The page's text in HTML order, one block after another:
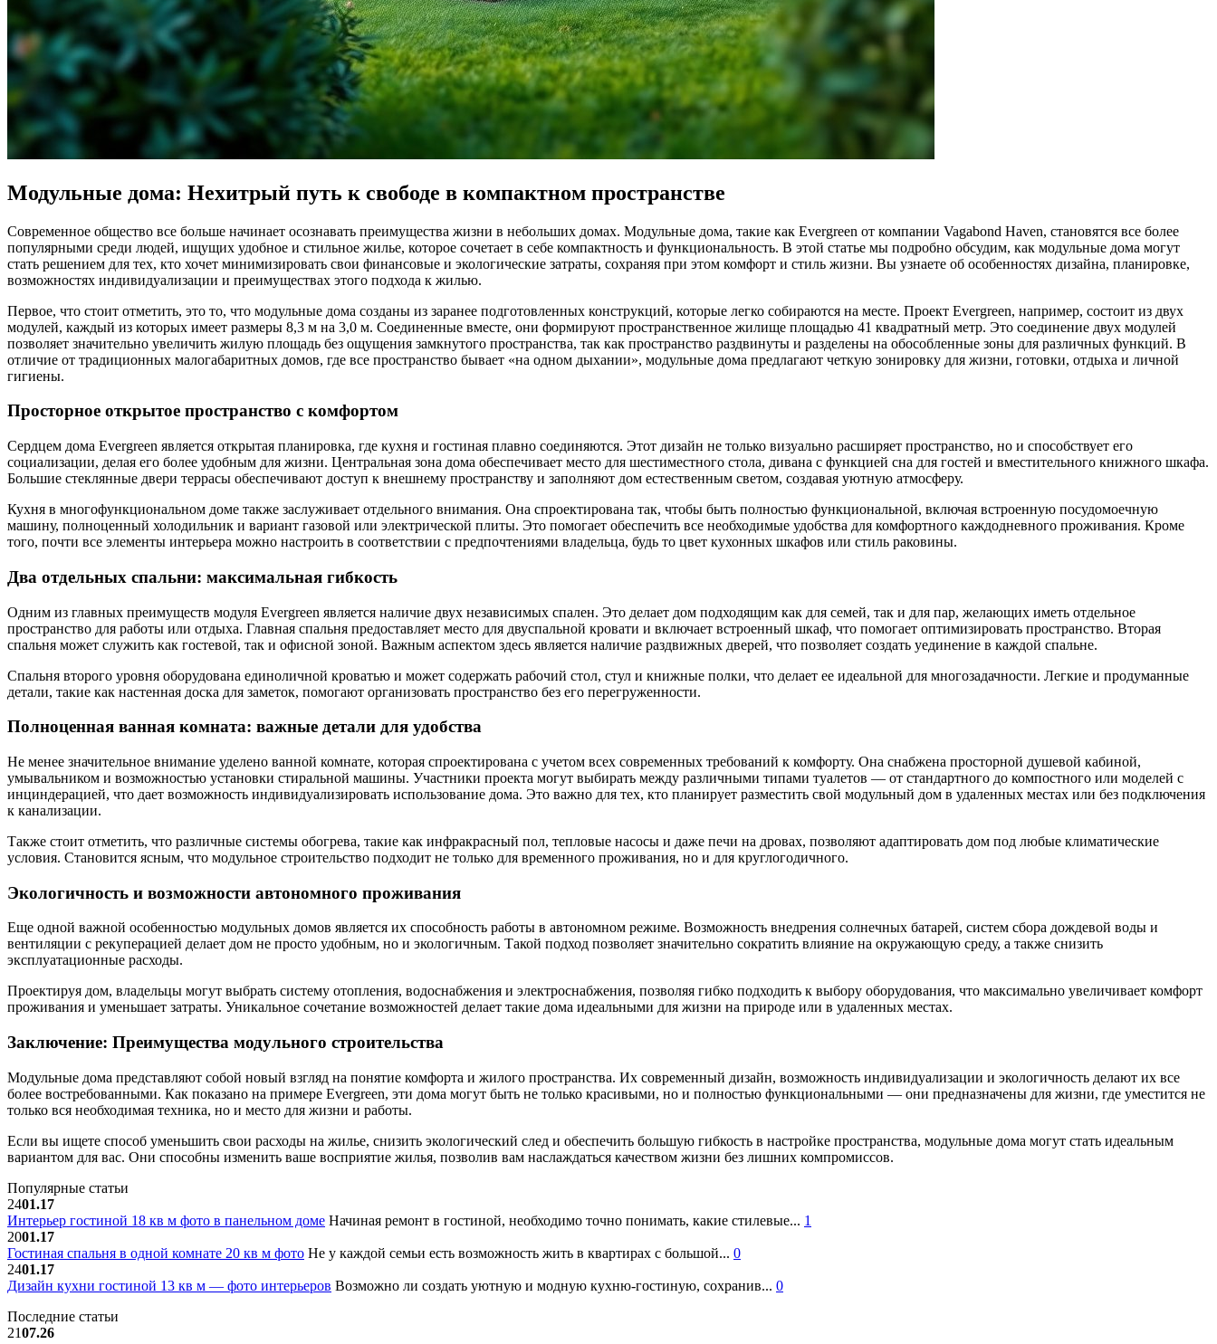
Модульные дома: Нехитрый путь к свободе в компактном пространстве
Современное общество все больше начинает осознавать преимущества жизни в небольших домах. Модульные дома, такие как Evergreen от компании Vagabond Haven, становятся все более
популярными среди людей, ищущих удобное и стильное жилье, которое сочетает в себе компактность и функциональность. В этой статье мы подробно обсудим, как модульные дома могут
стать решением для тех, кто хочет минимизировать свои финансовые и экологические затраты, сохраняя при этом комфорт и стиль жизни. Вы узнаете об особенностях дизайна, планировке,
возможностях индивидуализации и преимуществах этого подхода к жилью.
Первое, что стоит отметить, это то, что модульные дома созданы из заранее подготовленных конструкций, которые легко собираются на месте. Проект Evergreen, например, состоит из двух
модулей, каждый из которых имеет размеры 8,3 м на 3,0 м. Соединенные вместе, они формируют пространственное жилище площадью 41 квадратный метр. Это соединение двух модулей
позволяет значительно увеличить жилую площадь без ощущения замкнутого пространства, так как пространство раздвинуты и разделены на обособленные зоны для различных функций. В
отличие от традиционных малогабаритных домов, где все пространство бывает «на одном дыхании», модульные дома предлагают четкую зонировку для жизни, готовки, отдыха и личной
гигиены.
Просторное открытое пространство с комфортом
Сердцем дома Evergreen является открытая планировка, где кухня и гостиная плавно соединяются. Этот дизайн не только визуально расширяет пространство, но и способствует его
социализации, делая его более удобным для жизни. Центральная зона дома обеспечивает место для шестиместного стола, дивана с функцией сна для гостей и вместительного книжного шкафа.
Большие стеклянные двери террасы обеспечивают доступ к внешнему пространству и заполняют дом естественным светом, создавая уютную атмосферу.
Кухня в многофункциональном доме также заслуживает отдельного внимания. Она спроектирована так, чтобы быть полностью функциональной, включая встроенную посудомоечную
машину, полноценный холодильник и вариант газовой или электрической плиты. Это помогает обеспечить все необходимые удобства для комфортного каждодневного проживания. Кроме
того, почти все элементы интерьера можно настроить в соответствии с предпочтениями владельца, будь то цвет кухонных шкафов или стиль раковины.
Два отдельных спальни: максимальная гибкость
Одним из главных преимуществ модуля Evergreen является наличие двух независимых спален. Это делает дом подходящим как для семей, так и для пар, желающих иметь отдельное
пространство для работы или отдыха. Главная спальня предоставляет место для двуспальной кровати и включает встроенный шкаф, что помогает оптимизировать пространство. Вторая
спальня может служить как гостевой, так и офисной зоной. Важным аспектом здесь является наличие раздвижных дверей, что позволяет создать уединение в каждой спальне.
Спальня второго уровня оборудована единоличной кроватью и может содержать рабочий стол, стул и книжные полки, что делает ее идеальной для многозадачности. Легкие и продуманные
детали, такие как настенная доска для заметок, помогают организовать пространство без его перегруженности.
Полноценная ванная комната: важные детали для удобства
Не менее значительное внимание уделено ванной комнате, которая спроектирована с учетом всех современных требований к комфорту. Она снабжена просторной душевой кабиной,
умывальником и возможностью установки стиральной машины. Участники проекта могут выбирать между различными типами туалетов — от стандартного до компостного или моделей с
инциндерацией, что дает возможность индивидуализировать использование дома. Это важно для тех, кто планирует разместить свой модульный дом в удаленных местах или без подключения
к канализации.
Также стоит отметить, что различные системы обогрева, такие как инфракрасный пол, тепловые насосы и даже печи на дровах, позволяют адаптировать дом под любые климатические
условия. Становится ясным, что модульное строительство подходит не только для временного проживания, но и для круглогодичного.
Экологичность и возможности автономного проживания
Еще одной важной особенностью модульных домов является их способность работы в автономном режиме. Возможность внедрения солнечных батарей, систем сбора дождевой воды и
вентиляции с рекуперацией делает дом не просто удобным, но и экологичным. Такой подход позволяет значительно сократить влияние на окружающую среду, а также снизить
эксплуатационные расходы.
Проектируя дом, владельцы могут выбрать систему отопления, водоснабжения и электроснабжения, позволяя гибко подходить к выбору оборудования, что максимально увеличивает комфорт
проживания и уменьшает затраты. Уникальное сочетание возможностей делает такие дома идеальными для жизни на природе или в удаленных местах.
Заключение: Преимущества модульного строительства
Модульные дома представляют собой новый взгляд на понятие комфорта и жилого пространства. Их современный дизайн, возможность индивидуализации и экологичность делают их все
более востребованными. Как показано на примере Evergreen, эти дома могут быть не только красивыми, но и полностью функциональными — они предназначены для жизни, где уместится не
только вся необходимая техника, но и место для жизни и работы.
Если вы ищете способ уменьшить свои расходы на жилье, снизить экологический след и обеспечить большую гибкость в настройке пространства, модульные дома могут стать идеальным
вариантом для вас. Они способны изменить ваше восприятие жилья, позволив вам наслаждаться качеством жизни без лишних компромиссов.
Популярные статьи
2401.17
Интерьер гостиной 18 кв м фото в панельном доме Начиная ремонт в гостиной, необходимо точно понимать, какие стилевые... 1
2001.17
Гостиная спальня в одной комнате 20 кв м фото Не у каждой семьи есть возможность жить в квартирах с большой... 0
2401.17
Дизайн кухни гостиной 13 кв м — фото интерьеров Возможно ли создать уютную и модную кухню-гостиную, сохранив... 0
Последние статьи
2107.26